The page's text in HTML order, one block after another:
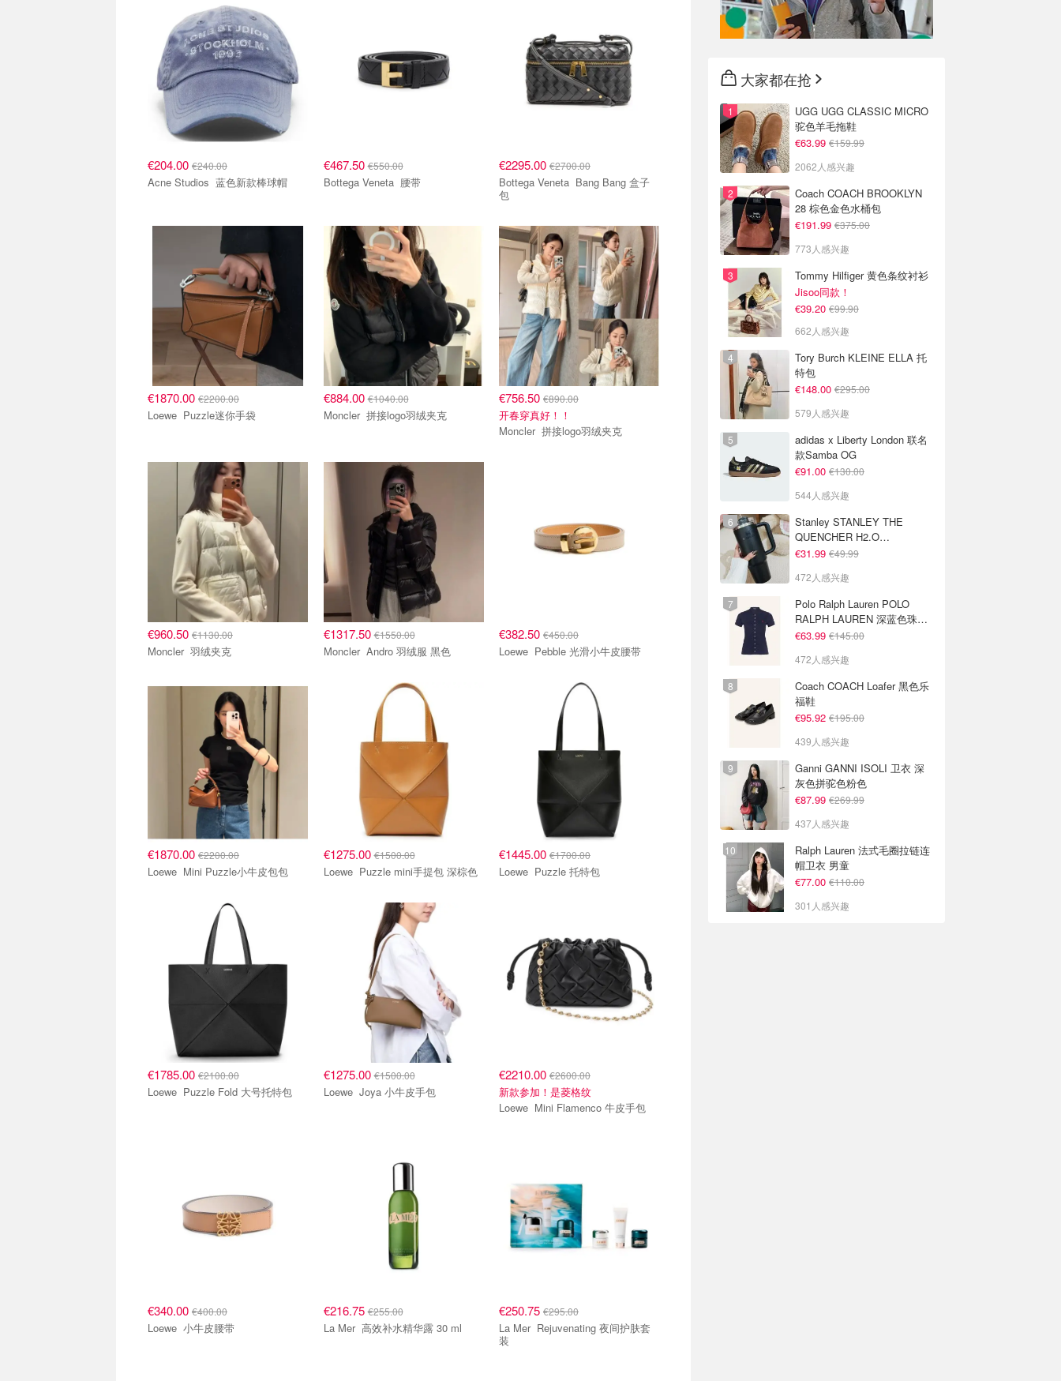
€204.00 €240.00
Acne Studios 蓝色新款棒球帽
€467.50€550.00
Bottega Veneta 腰带
€2295.00 €2700.00
Bottega Veneta Bang Bang 盒子
包
€1870.00 €2200.00
Loewe Puzzle迷你手袋
€884.00€1040.00
Moncler 拼接logo羽绒夹克
€756.50 €890.00
开春穿真好！！
Moncler 拼接logo羽绒夹克
€960.50 €1130.00
Moncler 羽绒夹克
€1317.50€1550.00
Moncler Andro 羽绒服 黑色
€382.50 €450.00
Loewe Pebble 光滑小牛皮腰带
€1870.00 €2200.00
Loewe Mini Puzzle小牛皮包包
€1275.00€1500.00
Loewe Puzzle mini手提包 深棕色
€1445.00 €1700.00
Loewe Puzzle 托特包
€1785.00 €2100.00
Loewe Puzzle Fold 大号托特包
€1275.00€1500.00
Loewe Joya 小牛皮手包
€2210.00 €2600.00
新款参加！是菱格纹
Loewe Mini Flamenco 牛皮手包
€340.00 €400.00
Loewe 小牛皮腰带
€216.75€255.00
La Mer 高效补水精华露 30 ml
€250.75 €295.00
La Mer Rejuvenating 夜间护肤套
装
大家都在抢
UGG UGG CLASSIC MICRO
驼色羊毛拖鞋
€63.99 €159.99
2062人感兴趣
Coach COACH BROOKLYN
28 棕色金色水桶包
€191.99 €375.00
773人感兴趣
Tommy Hilfiger 黄色条纹衬衫
Jisoo同款！
€39.20 €99.90
662人感兴趣
Tory Burch KLEINE ELLA 托
特包
€148.00 €295.00
579人感兴趣
adidas x Liberty London 联名
款Samba OG
€91.00 €130.00
544人感兴趣
Stanley STANLEY THE
QUENCHER H2.O
FLOWSTATE 保温杯 1.18L 黑
€31.99 €49.99
472人感兴趣
Polo Ralph Lauren POLO
RALPH LAUREN 深蓝色珠地
布 Polo衫
€63.99 €145.00
472人感兴趣
Coach COACH Loafer 黑色乐
福鞋
€95.92 €195.00
439人感兴趣
Ganni GANNI ISOLI 卫衣 深
灰色拼驼色粉色
€87.99 €269.99
437人感兴趣
Ralph Lauren 法式毛圈拉链连
帽卫衣 男童
€77.00 €110.00
301人感兴趣